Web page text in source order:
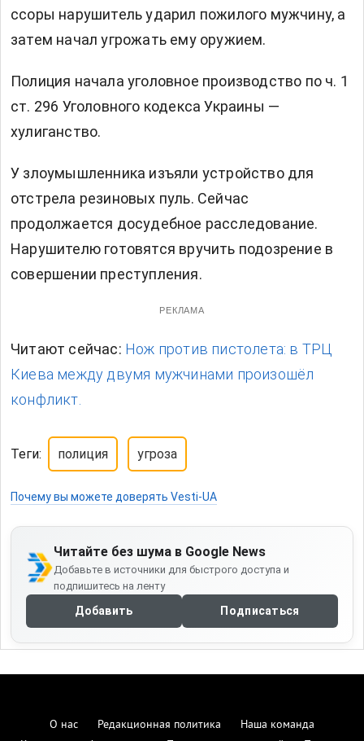
ссоры нарушитель ударил пожилого мужчину, а
затем начал угрожать ему оружием.
Полиция начала уголовное производство по ч. 1
ст. 296 Уголовного кодекса Украины —
хулиганство.
У злоумышленника изъяли устройство для
отстрела резиновых пуль. Сейчас
продолжается досудебное расследование.
Нарушителю готовятся вручить подозрение в
совершении преступления.
РЕКЛАМА
Читают сейчас: Нож против пистолета: в ТРЦ
Киева между двумя мужчинами произошёл
конфликт.
Теги: полиция угроза
Почему вы можете доверять Vesti-UA
Читайте без шума в Google News
Добавьте в источники для быстрого доступа и
подпишитесь на ленту
Добавить Подписаться
О нас Редакционная политика
Наша команда